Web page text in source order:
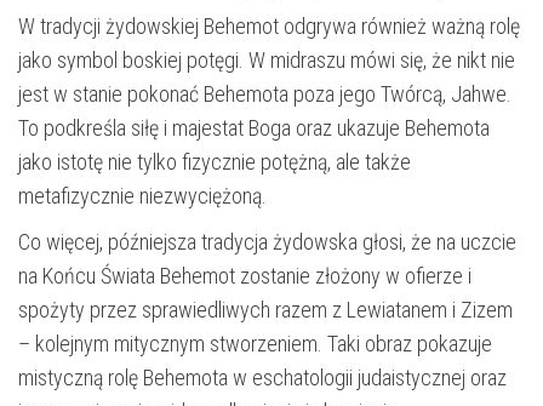
W tradycji żydowskiej Behemot odgrywa również ważną rolę
jako symbol boskiej potęgi. W midraszu mówi się, że nikt nie
jest w stanie pokonać Behemota poza jego Twórcą, Jahwe.
To podkreśla siłę i majestat Boga oraz ukazuje Behemota
jako istotę nie tylko fizycznie potężną, ale także
metafizycznie niezwyciężoną.
Co więcej, późniejsza tradycja żydowska głosi, że na uczcie
na Końcu Świata Behemot zostanie złożony w ofierze i
spożyty przez sprawiedliwych razem z Lewiatanem i Zizem
– kolejnym mitycznym stworzeniem. Taki obraz pokazuje
mistyczną rolę Behemota w eschatologii judaistycznej oraz